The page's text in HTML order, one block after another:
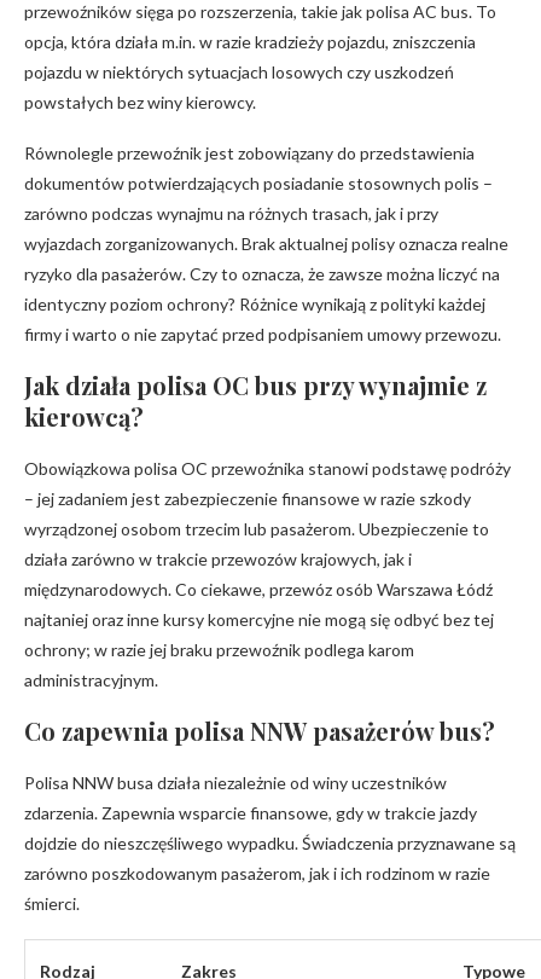
przewoźników sięga po rozszerzenia, takie jak polisa AC bus. To
opcja, która działa m.in. w razie kradzieży pojazdu, zniszczenia
pojazdu w niektórych sytuacjach losowych czy uszkodzeń
powstałych bez winy kierowcy.
Równolegle przewoźnik jest zobowiązany do przedstawienia
dokumentów potwierdzających posiadanie stosownych polis –
zarówno podczas wynajmu na różnych trasach, jak i przy
wyjazdach zorganizowanych. Brak aktualnej polisy oznacza realne
ryzyko dla pasażerów. Czy to oznacza, że zawsze można liczyć na
identyczny poziom ochrony? Różnice wynikają z polityki każdej
firmy i warto o nie zapytać przed podpisaniem umowy przewozu.
Jak działa polisa OC bus przy wynajmie z
kierowcą?
Obowiązkowa polisa OC przewoźnika stanowi podstawę podróży
– jej zadaniem jest zabezpieczenie finansowe w razie szkody
wyrządzonej osobom trzecim lub pasażerom. Ubezpieczenie to
działa zarówno w trakcie przewozów krajowych, jak i
międzynarodowych. Co ciekawe, przewóz osób Warszawa Łódź
najtaniej oraz inne kursy komercyjne nie mogą się odbyć bez tej
ochrony; w razie jej braku przewoźnik podlega karom
administracyjnym.
Co zapewnia polisa NNW pasażerów bus?
Polisa NNW busa działa niezależnie od winy uczestników
zdarzenia. Zapewnia wsparcie finansowe, gdy w trakcie jazdy
dojdzie do nieszczęśliwego wypadku. Świadczenia przyznawane są
zarówno poszkodowanym pasażerom, jak i ich rodzinom w razie
śmierci.
Rodzaj
Zakres
Typowe